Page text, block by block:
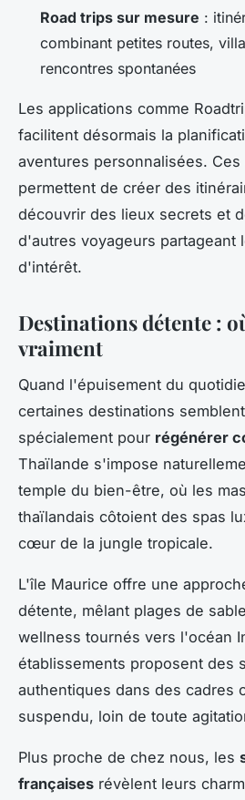
Road trips sur mesure :
combinant petites routes,
rencontres spontanées
Les applications comme
facilitent désormais la
aventures personnalisées.
permettent de créer des
découvrir des lieux secrets et
d'autres voyageurs partageant
d'intérêt.
Destinations détente :
vraiment
Quand l'épuisement du
certaines destinations
spécialement pour régénérer
Thaïlande s'impose
temple du bien-être, où les
thaïlandais côtoient des spas
cœur de la jungle tropicale.
L'île Maurice offre une
détente, mêlant plages de
wellness tournés vers l'océan
établissements proposent des
authentiques dans des cadres
suspendu, loin de toute
Plus proche de chez nous, les
françaises révèlent leurs